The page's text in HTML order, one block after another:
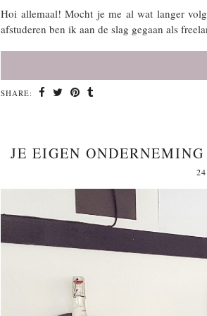
Hoi allemaal! Mocht je me al wat langer
afstuderen ben ik aan de slag gegaan als
SHARE:
JE EIGEN